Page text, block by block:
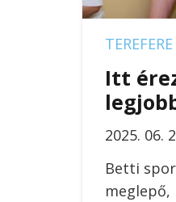
TEREFERE
Itt
2025. 06.
Betti
meglepő,